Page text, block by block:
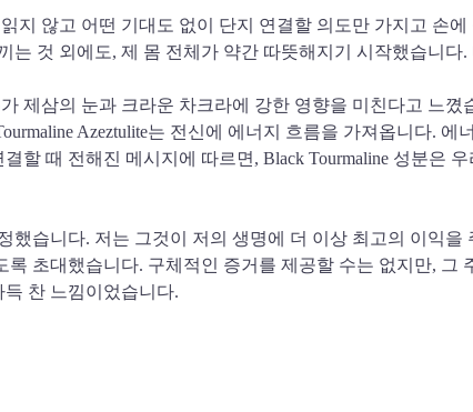
지 않고 어떤 기대도 없이 단지 연결할 의도만 가지고 손
것 외에도, 제 몸 전체가 약간 따뜻해지기 시작했습니
제삼의 눈과 크라운 차크라에 강한 영향을 미친다고 느꼈
Azeztulite는 전신에 에너지 흐름을 가져옵니다.
할 때 전해진 메시지에 따르면, Black Tourmaline 성분은
했습니다. 저는 그것이 저의 생명에 더 이상 최고의 이익
초대했습니다. 구체적인 증거를 제공할 수는 없지만, 그
찬 느낌이었습니다.